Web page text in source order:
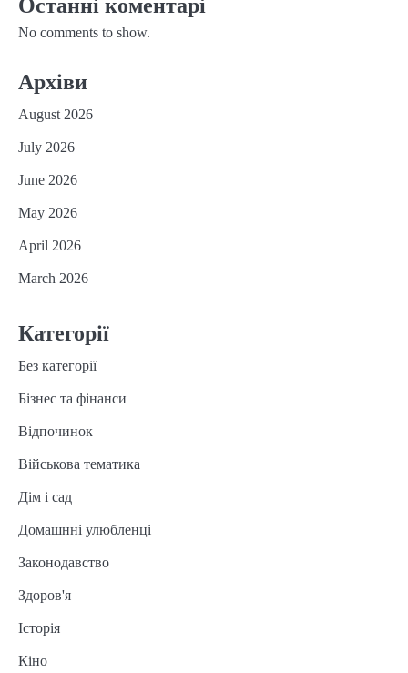
Останні коментарі
No comments to show.
Архіви
August 2026
July 2026
June 2026
May 2026
April 2026
March 2026
Категорії
Без категорії
Бізнес та фінанси
Відпочинок
Військова тематика
Дім і сад
Домашнні улюбленці
Законодавство
Здоров'я
Історія
Кіно